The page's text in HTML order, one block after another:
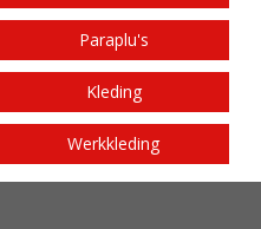
Paraplu's
Kleding
Werkkleding